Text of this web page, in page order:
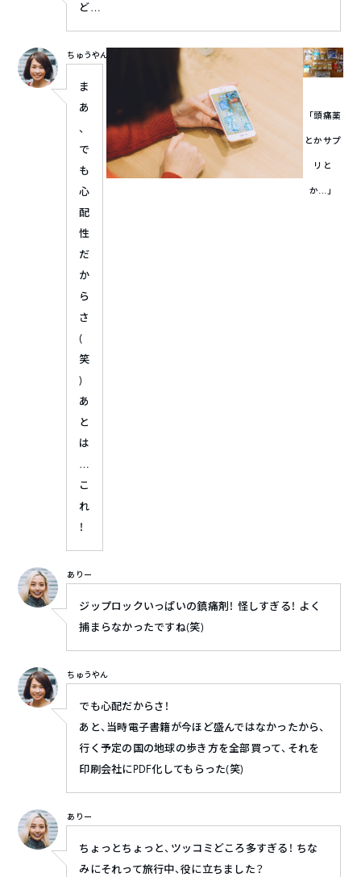
ど…
ちゅうやん
ま
あ
、
で
も
心
配
性
だ
か
ら
さ
(
笑
)
あ
と
は
…
こ
れ
！
「頭痛薬
とかサプ
リと
か…」
ありー
ジップロックいっぱいの鎮痛剤！ 怪しすぎる！ よく
捕まらなかったですね(笑)
ちゅうやん
でも心配だからさ！
あと、当時電子書籍が今ほど盛んではなかったから、
行く予定の国の地球の歩き方を全部買って、それを
印刷会社にPDF化してもらった(笑)
ありー
ちょっとちょっと、ツッコミどころ多すぎる！ ちな
みにそれって旅行中、役に立ちました？